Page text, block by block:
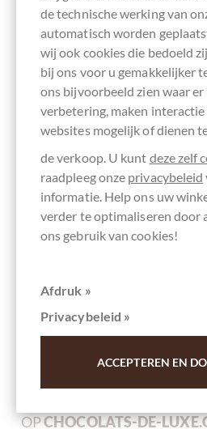
Giovanni
Lamorresi Praline mit
in dunkler
OPCHOCOLATS-DE-
de technische werking van
automatisch worden
wij ook cookies die bedoeld
bij ons voor u gemakkelijker
ons bijvoorbeeld zien waar
verbetering, maken
websites mogelijk of dienen
de verkoop. U kunt deze zelf
raadpleeg onze privacybeleid
informatie. Help ons uw
verder te optimaliseren door
ons gebruik van cookies!
Afdruk »
Privacybeleid »
ACCEPTEREN EN